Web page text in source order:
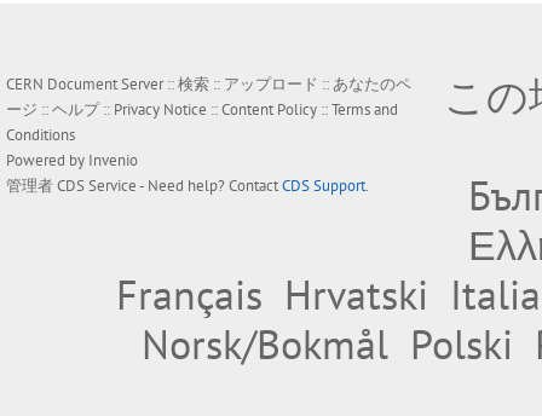
CERN Document Server ::検索 :: アップロード ::あなたのペ
ージ ::ヘルプ:: Privacy Notice ::Content Policy ::Terms and
Conditions
Powered by Invenio
管理者CDS Service- Need help? ContactCDS Support.
こ
Français Hrvatski
Norsk/Bokmål Polski